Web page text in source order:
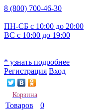
8 (800) 700-46-30
ПН-СБ с 10:00 до 20:00
ВС с 10:00 до 19:00
* узнать подробнее
Регистрация Вход
Корзина
Товаров
0